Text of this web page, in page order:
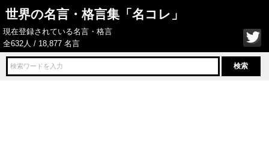
世界の名言・格言集「名コレ」
現在登録されている名言・格言
全632人 / 18,877 名言